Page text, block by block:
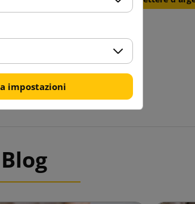
Blog
impostazioni